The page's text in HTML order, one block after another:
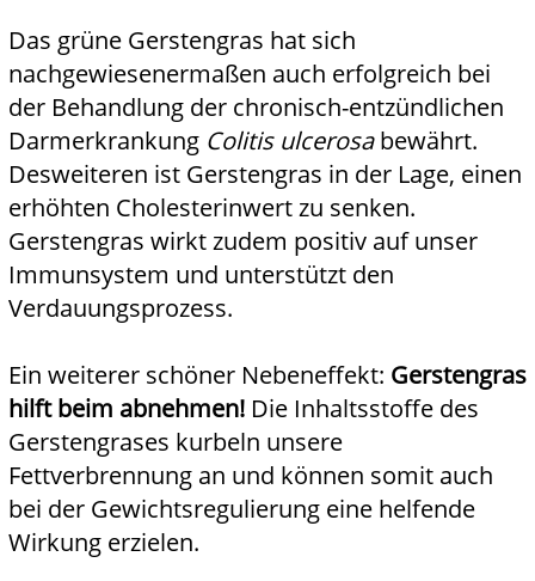
Das grüne Gerstengras hat sich
nachgewiesenermaßen auch erfolgreich bei
der Behandlung der chronisch-entzündlichen
Darmerkrankung Colitis ulcerosabewährt.
Desweiteren ist Gerstengras in der Lage, einen
erhöhten Cholesterinwert zu senken.
Gerstengras wirkt zudem positiv auf unser
Immunsystem und unterstützt den
Verdauungsprozess.
Ein weiterer schöner Nebeneffekt: Gerstengras
hilft beim abnehmen! Die Inhaltsstoffe des
Gerstengrases kurbeln unsere
Fettverbrennung an und können somit auch
bei der Gewichtsregulierung eine helfende
Wirkung erzielen.